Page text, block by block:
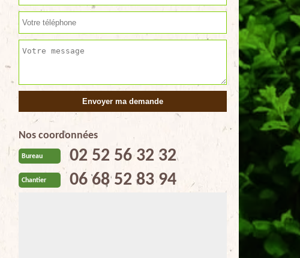
Nos coordonnées
Bureau 02 52 56 32 32
Chantier 06 68 52 83 94